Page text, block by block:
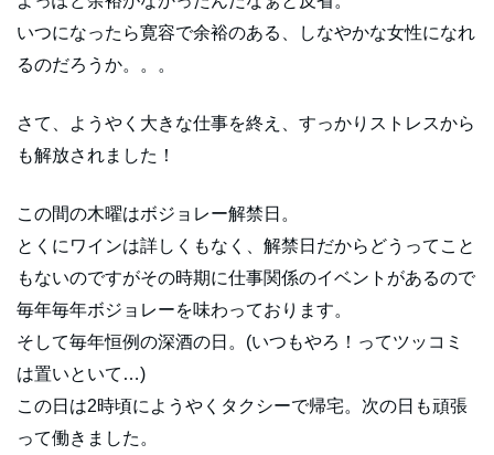
いつになったら寛容で余裕のある、しなやかな女性になれ
るのだろうか。。。
さて、ようやく大きな仕事を終え、すっかりストレスから
も解放されました！
この間の木曜はボジョレー解禁日。
とくにワインは詳しくもなく、解禁日だからどうってこと
もないのですがその時期に仕事関係のイベントがあるので
毎年毎年ボジョレーを味わっております。
そして毎年恒例の深酒の日。(いつもやろ！ってツッコミ
は置いといて…)
この日は2時頃にようやくタクシーで帰宅。次の日も頑張
って働きました。